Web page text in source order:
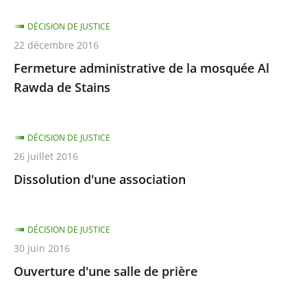
Fermeture administrative de la mosquée Al
Rawda de Stains
DÉCISION DE JUSTICE
22 décembre 2016
Dissolution d'une association
DÉCISION DE JUSTICE
26 juillet 2016
Ouverture d'une salle de prière
DÉCISION DE JUSTICE
30 juin 2016